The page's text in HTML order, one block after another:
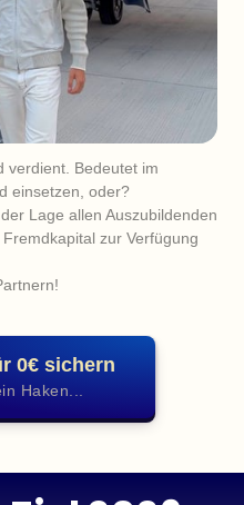
verdient. Bedeutet im
einsetzen, oder?
Lage allen Auszubildenden
zur Verfügung
0€ sichern
Haken...